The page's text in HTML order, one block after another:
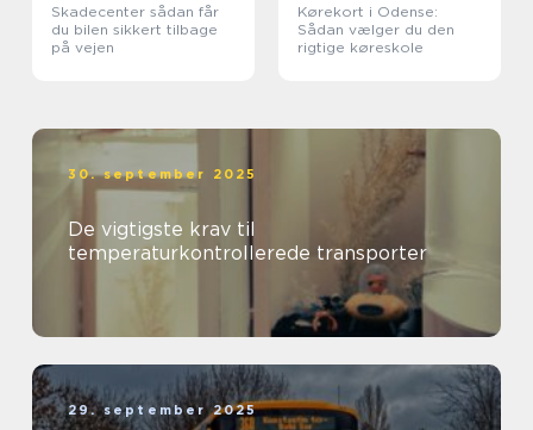
Skadecenter sådan får
du bilen sikkert tilbage
på vejen
Kørekort i Odense:
Sådan vælger du den
rigtige køreskole
30. september 2025
De vigtigste krav til
temperaturkontrollerede transporter
29. september 2025